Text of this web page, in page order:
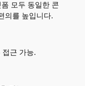
모두 동일한 콘
의를 높입니다.
접근 가능.